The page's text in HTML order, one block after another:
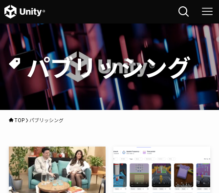
パブリッシング
TOP パブリッシング